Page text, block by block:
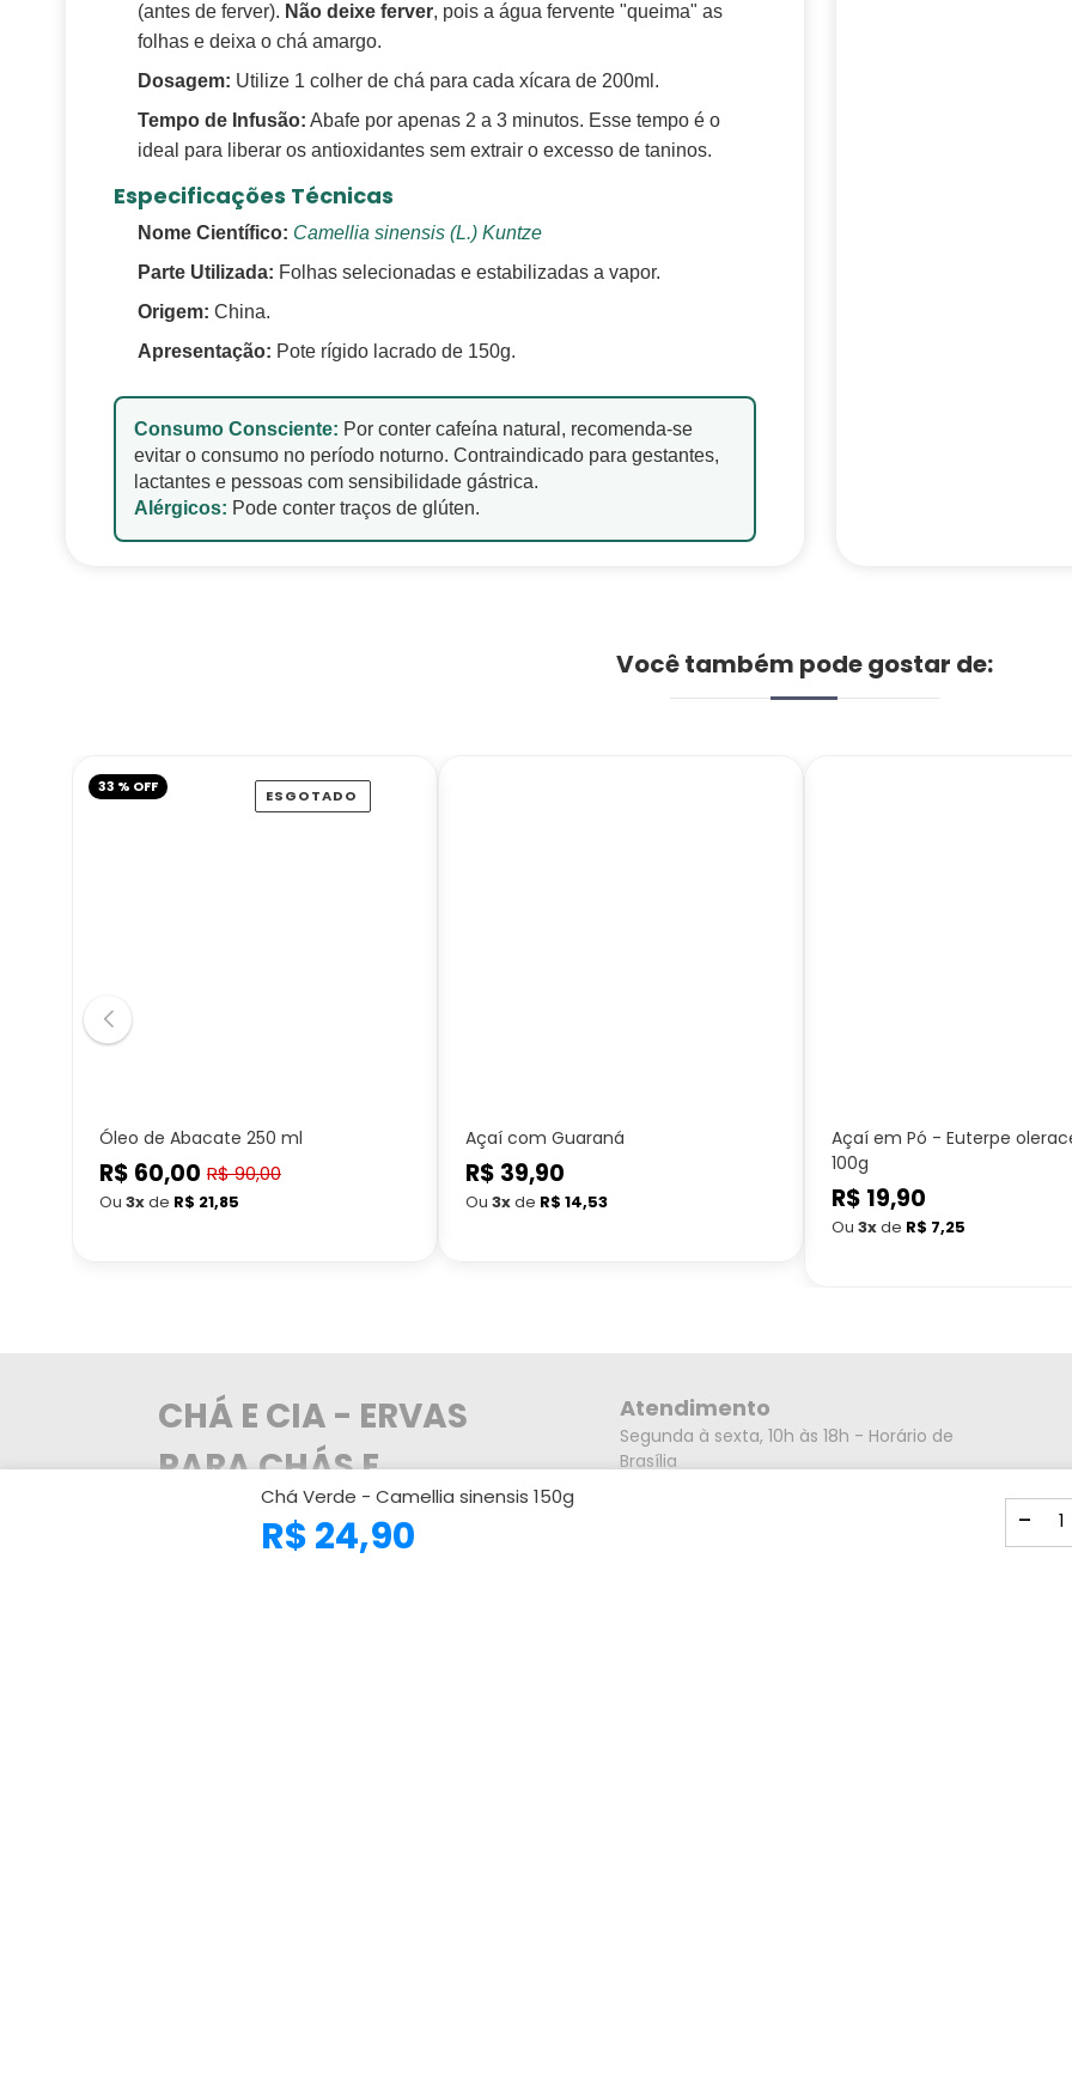
(antes de ferver). Não deixe ferver, pois a água fervente "queima" as
folhas e deixa o chá amargo.
Dosagem: Utilize 1 colher de chá para cada xícara de 200ml.
Tempo de Infusão: Abafe por apenas 2 a 3 minutos. Esse tempo é o
ideal para liberar os antioxidantes sem extrair o excesso de taninos.
Especificações Técnicas
Nome Científico: Camellia sinensis (L.) Kuntze
Parte Utilizada: Folhas selecionadas e estabilizadas a vapor.
Origem: China.
Apresentação: Pote rígido lacrado de 150g.
Consumo Consciente: Por conter cafeína natural, recomenda-se
evitar o consumo no período noturno. Contraindicado para gestantes,
lactantes e pessoas com sensibilidade gástrica.
Alérgicos: Pode conter traços de glúten.
Chá Verde - Camellia sinensis 150g
R$ 24,90 -
Você também pode gostar de:
ESGOTADO
Óleo de Abacate 250 ml
Preço
promocional
R$ 60,00 Preço
normal
R$ 90,00
33 % OFF
Ou 3xde R$ 21,85
Açaí com Guaraná
Preço
normal
R$ 39,90
Ou 3xde R$ 14,53
Açaí em Pó - Euterpe
100g
Preço
normal
R$ 19,90
Ou 3xde R$ 7,25
CHÁ E CIA - ERVAS
PARA CHÁS E
TEMPEROS
A Chá e Cia trabalha com os melhores
Atendimento
Segunda à sexta, 10h às 18h - Horário de
Brasília